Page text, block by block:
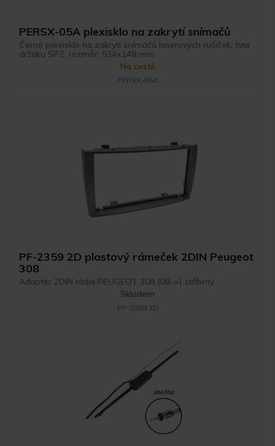
PERSX-05A plexisklo na zakrytí snímačů
Černé plexisklo na zakrytí snímačů laserových rušiček, tvar
držáku SPZ, rozměr: 534x148 mm
Na cestě
PERSX-05A
PF-2359 2D plastový rámeček 2DIN Peugeot
308
Adaptér 2DIN rádia PEUGEOT 308 (08->) stříbrný
Skladem
PF-2359 2D